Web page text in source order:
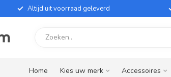
Altijd uit voorraad geleverd
Home Kies uw merk Accessoires